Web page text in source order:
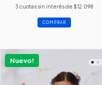
3 cuotas sin interés de $12.098
Nuevo!